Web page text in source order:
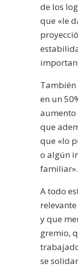
de los
que «le
También
en un
aumento
que
que «lo
o algún
familiar».
A todo
y que
gremio,
se